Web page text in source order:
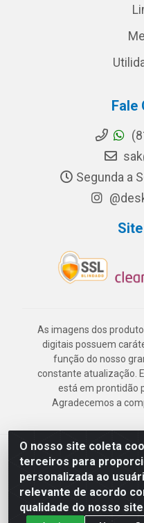
O nosso site coleta
terceiros para
personalizada ao
relevante de acordo
qualidade do nosso
Fale
Segunda a
As imagens dos
digitais possuem
função do nosso
constante atualização.
está em prontidão
Agradecemos a
Deskontão Atacado - Av.
Imbiribeira - Recife/PE - CEP